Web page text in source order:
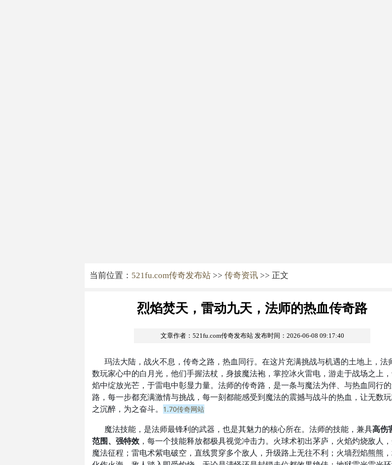
当前位置： 521fu.com传奇发布站 >> 传奇资讯 >> 正文
烈焰焚天，雷动九天，法师的热血传奇路
文章作者：521fu.com传奇发布站 发布时间：2026-06-08 09:17:40
玛法大陆，战火不息，传奇之路，热血同行。在这片充满挑战与机遇的土地上，法
数玩家心中的白月光，他们手握法杖，身披魔法袍，掌控冰火雷电，游走于战场之上
焰中绽放光芒，于雷电中彰显力量。法师的传奇路，是一条与魔法为伴、与热血同行
路，每一步都充满激情与挑战，每一刻都能感受到魔法的震撼与战斗的热血，让无数
之沉醉，为之奋斗。
1.70传奇网站
魔法技能，是法师最锋利的武器，也是其魅力的核心所在。法师的技能，兼具高伤
范围、强特效 ，每一个技能释放都极具视觉冲击力。火球术初出茅庐，火焰灼烧敌人
魔法征程；雷电术紫电破空，直线贯穿多个敌人，升级路上无往不利；火墙烈焰熊熊